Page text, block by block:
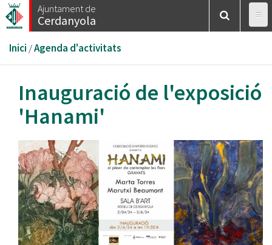
Vés
al
Ajuntament de
Cerdanyola
Esteu
aquí
Inici /Agenda d'activitats
Inauguració de l'exposició
'Hanami'